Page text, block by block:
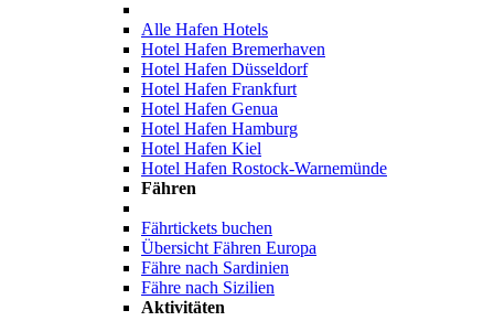
Alle Hafen Hotels
Hotel Hafen Bremerhaven
Hotel Hafen Düsseldorf
Hotel Hafen Frankfurt
Hotel Hafen Genua
Hotel Hafen Hamburg
Hotel Hafen Kiel
Hotel Hafen Rostock-Warnemünde
Fähren
Fährtickets buchen
Übersicht Fähren Europa
Fähre nach Sardinien
Fähre nach Sizilien
Aktivitäten